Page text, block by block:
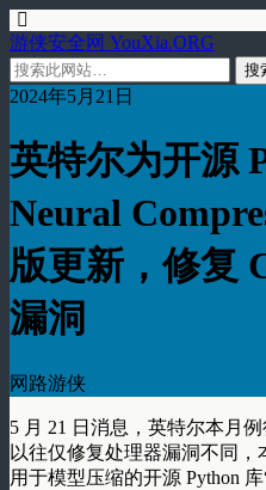
游侠安全网 YouXia.ORG
2024年5月21日
英特尔为开源
Neural
版更新，修复
漏洞
网路游侠
5 月 21 日消息，英特尔本月
以往仅修复处理器漏洞不同
用于模型压缩的开源 Python